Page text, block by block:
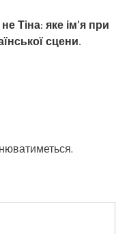
Тіна: яке ім’я при
сцени.